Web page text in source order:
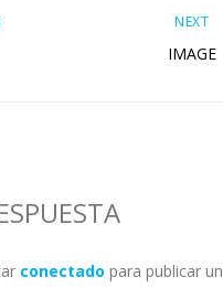
NEXT
IMAGE
conectado para publicar un